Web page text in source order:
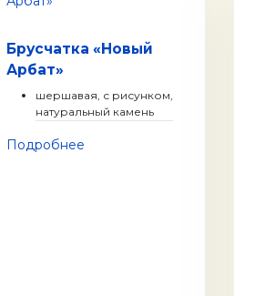
Брусчатка «Новый
Арбат»
шершавая, с рисунком,
натуральный камень
Подробнее